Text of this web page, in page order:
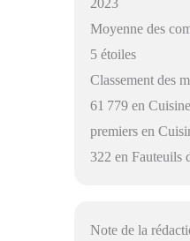
2023
Moyenne des
5 étoiles
Classement des
61 779 en
premiers en
322 en Fauteuils
Note de la